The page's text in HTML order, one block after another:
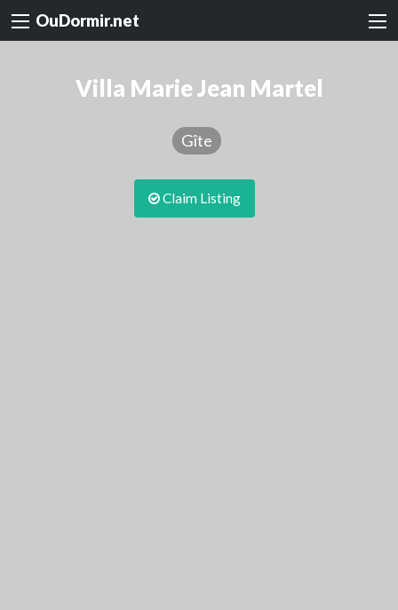
OuDormir.net
Villa Marie Jean Martel
Gîte
Claim Listing